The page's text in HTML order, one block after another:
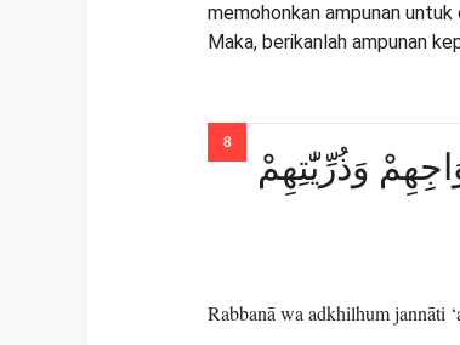
memohonkan ampunan
Maka, berikanlah ampunan
وَذُرِّيّٰتِهِمْ
Rabbanā wa adkhilhum jannāti